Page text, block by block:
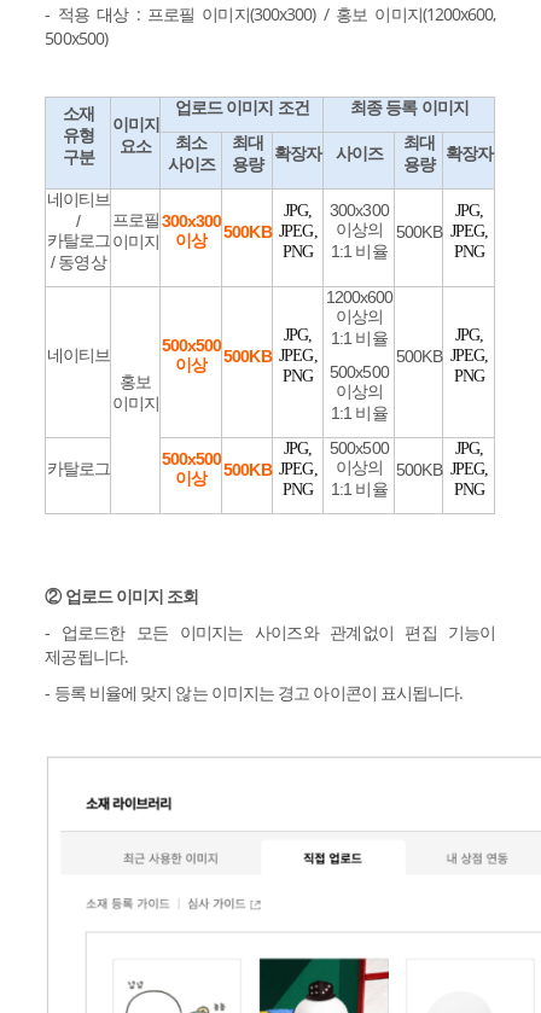
- 적용 대상 : 프로필 이미지(300x300) / 홍보 이미지(1200x600,
500x500)
소재
유형
구분
이미지
요소
업로드 이미지 조건
최종 등록 이미지
최소
사이즈
최대
용량
확장자 사이즈
최대
용량
확장자
네이티브
/
카탈로그
/ 동영상
프로필
이미지
300x300
이상
500KB
JPG,
JPEG,
PNG
300x300
이상의
1:1 비율
500KB
JPG,
JPEG,
PNG
네이티브
홍보
이미지
500x500
이상
500KB
JPG,
JPEG,
PNG
1200x600
이상의
1:1 비율
500x500
이상의
1:1 비율
500KB
JPG,
JPEG,
PNG
카탈로그
500x500
이상
500KB
JPG,
JPEG,
PNG
500x500
이상의
1:1 비율
500KB
JPG,
JPEG,
PNG
② 업로드 이미지 조회
- 업로드한 모든 이미지는 사이즈와 관계없이 편집 기능이
제공됩니다.
- 등록 비율에 맞지 않는 이미지는 경고 아이콘이 표시됩니다.